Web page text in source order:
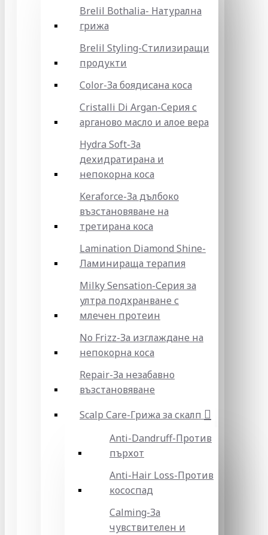
Brelil Bothalia- Натурална
грижа
Brelil Styling-Стилизиращи
продукти
Color-За боядисана коса
Cristalli Di Argan-Серия с
арганово масло и алое вера
Hydra Soft-За
дехидратирана и
непокорна коса
Keraforce-За дълбоко
възстановяване на
третирана коса
Lamination Diamond Shine-
Ламинираща терапия
Milky Sensation-Серия за
ултра подхранване с
млечен протеин
No Frizz-За изглаждане на
непокорна коса
Repair-За незабавно
възстановяване
Scalp Care-Грижа за скалп
Anti-Dandruff-Против
пърхот
Anti-Hair Loss-Против
кососпад
Calming-За
чувствителен и